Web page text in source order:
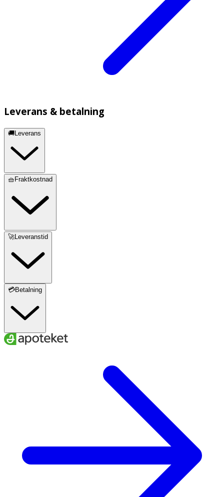
Leverans & betalning
🚚Leverans
🧺Fraktkostnad
🚀Leveranstid
💳Betalning